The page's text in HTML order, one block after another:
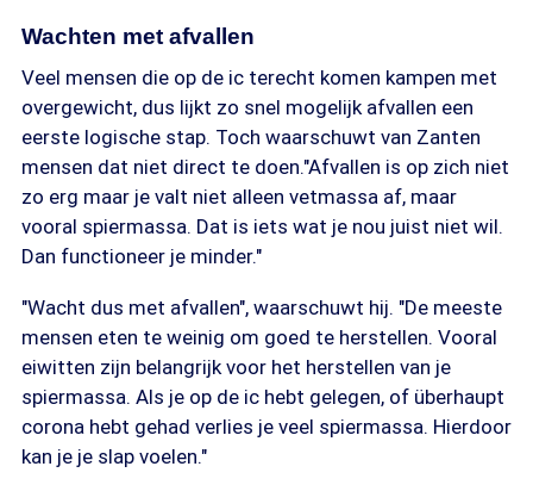
Wachten met afvallen
Veel mensen die op de ic terecht komen kampen met
overgewicht, dus lijkt zo snel mogelijk afvallen een
eerste logische stap. Toch waarschuwt van Zanten
mensen dat niet direct te doen."Afvallen is op zich niet
zo erg maar je valt niet alleen vetmassa af, maar
vooral spiermassa. Dat is iets wat je nou juist niet wil.
Dan functioneer je minder."
"Wacht dus met afvallen", waarschuwt hij. "De meeste
mensen eten te weinig om goed te herstellen. Vooral
eiwitten zijn belangrijk voor het herstellen van je
spiermassa. Als je op de ic hebt gelegen, of überhaupt
corona hebt gehad verlies je veel spiermassa. Hierdoor
kan je je slap voelen."